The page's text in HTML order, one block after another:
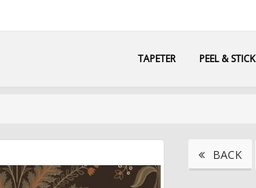
TAPETER PEEL & STICK
BACK